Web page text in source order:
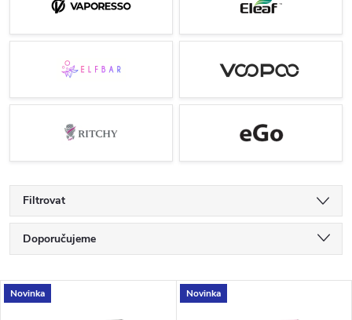
Filtrovat
Ř
a
Doporučujeme
Nejdražší
V
Novinka Novinka